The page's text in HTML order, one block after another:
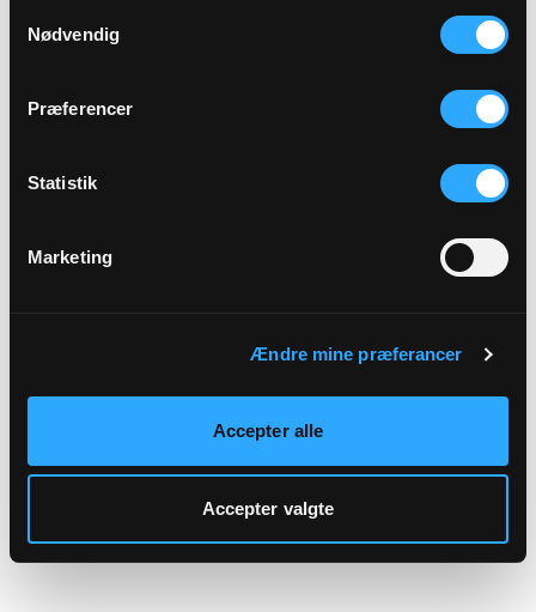
af cookies under "Detaljer" eller ved at klikke videre til
vores Cookiepolitik, som du finder i bunden af vores
Nødvendig
Præferencer
Statistik
Marketing
Ændre mine præferancer
Accepter alle
Accepter valgte